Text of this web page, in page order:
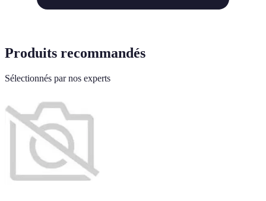
Produits recommandés
Sélectionnés par nos experts